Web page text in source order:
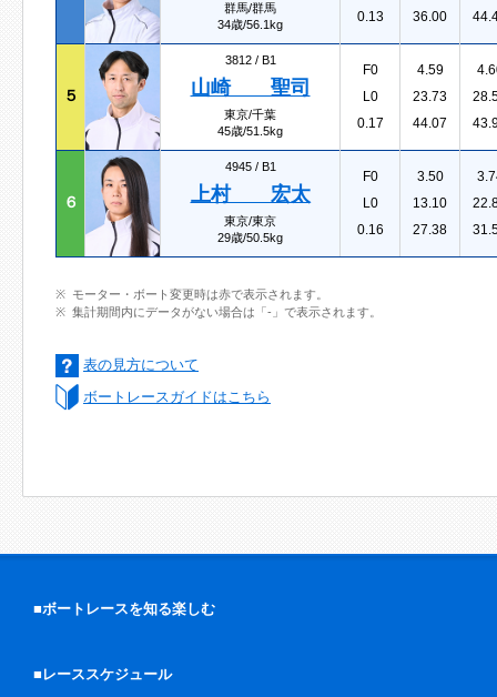
群馬/群馬
34歳/56.1kg
0.13
36.00
５
3812 / B1
山崎 聖司
東京/千葉
45歳/51.5kg
F0
L0
0.17
4.59
23.73
44.07
６
4945 / B1
上村 宏太
東京/東京
29歳/50.5kg
F0
L0
0.16
3.50
13.10
27.38
モーター・ボート変更時は赤で表示されます。
集計期間内にデータがない場合は「-」で表示されます。
表の見方について
ボートレースガイドはこちら
■ボートレースを知る楽しむ
■レーススケジュール